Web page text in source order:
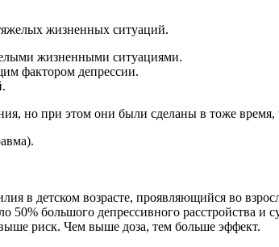
жизненных ситуаций.
жизненными ситуациями.
фактором депрессии.
но при этом они были сделаны в тоже
в детском возрасте, проявляющийся во
50% большого депрессивного расстройства и
риск. Чем выше доза, тем больше эффект.